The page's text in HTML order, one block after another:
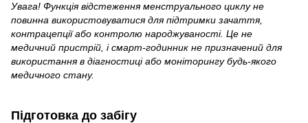
Увага! Функція відстеження менструального циклу не
повинна використовуватися для підтримки зачаття,
контрацепції або контролю народжуваності. Це не
медичний пристрій, і смарт-годинник не призначений для
використання в діагностиці або моніторингу будь-якого
медичного стану.
Підготовка до забігу